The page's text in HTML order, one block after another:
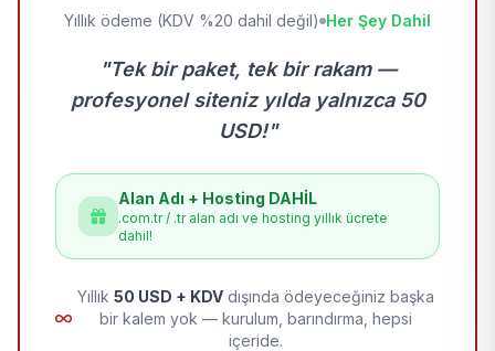
Yıllık ödeme (KDV %20 dahil değil) Her Şey Dahil
"Tek bir paket, tek bir rakam —
profesyonel siteniz yılda yalnızca 50
USD!"
Alan Adı + Hosting DAHİL
.com.tr / .tr alan adı ve hosting yıllık ücrete
dahil!
Yıllık 50 USD + KDV dışında ödeyeceğiniz başka
bir kalem yok — kurulum, barındırma, hepsi
içeride.